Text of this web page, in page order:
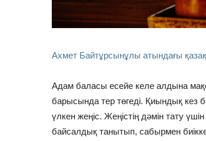
Ахмет Байтұрсынұлы атындағы
Адам баласы есейе келе алдына
барысында тер төгеді. Қиындық
үлкен жеңіс. Жеңістің дәмін тату
байсалдық танытып, сабырмен